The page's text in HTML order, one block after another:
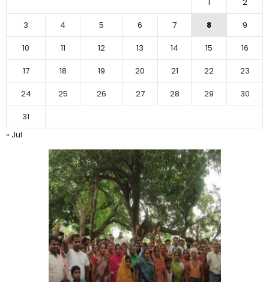
3
4 5 6 7 8
9
10
11 12 13 14 15
16
17
18 19 20 21 22
23
24
25 26 27 28 29
30
31
« Jul